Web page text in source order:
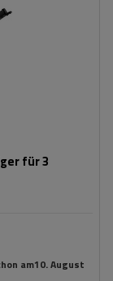
für 3
am10. August